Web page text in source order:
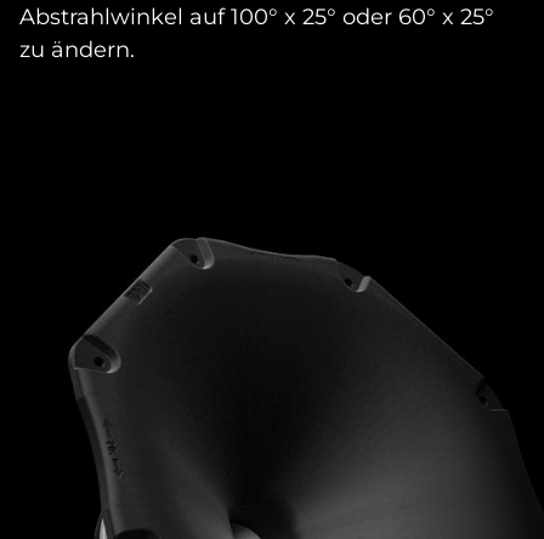
Abstrahlwinkel auf 100° x 25° oder 60° x 25°
zu ändern.